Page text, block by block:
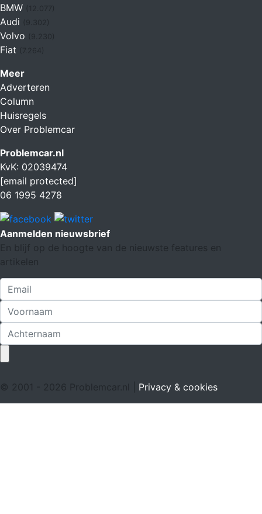
BMW
Audi
Volvo
Fiat (7.264)
Meer
Adverteren
Column
Huisregels
Over Problemcar
Problemcar.nl
KvK: 02039474
[email protected]
06 1995 4278
Aanmelden nieuwsbrief
En blijf op de hoogte van de nieuwste features en
artikelen
© 2001 - 2026 Problemcar.nl | Privacy & cookies